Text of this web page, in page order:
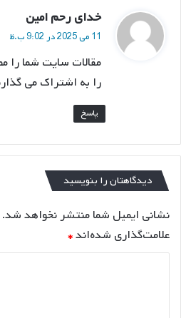
خدای رحم امین
:
11 می 2025 در 9:02 ب.ظ
مقالات سایت شما را
را به اشتراک می
پاسخ
دیدگاهتان را بنویسید
نشانی ایمیل شما منتشر نخواهد شد.
علامت‌گذاری شده‌اند*